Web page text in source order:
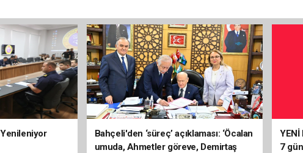
Bahçeli'den ‘süreç’ açıklaması: ‘Öcalan
umuda, Ahmetler göreve, Demirtaş
YENİ
7